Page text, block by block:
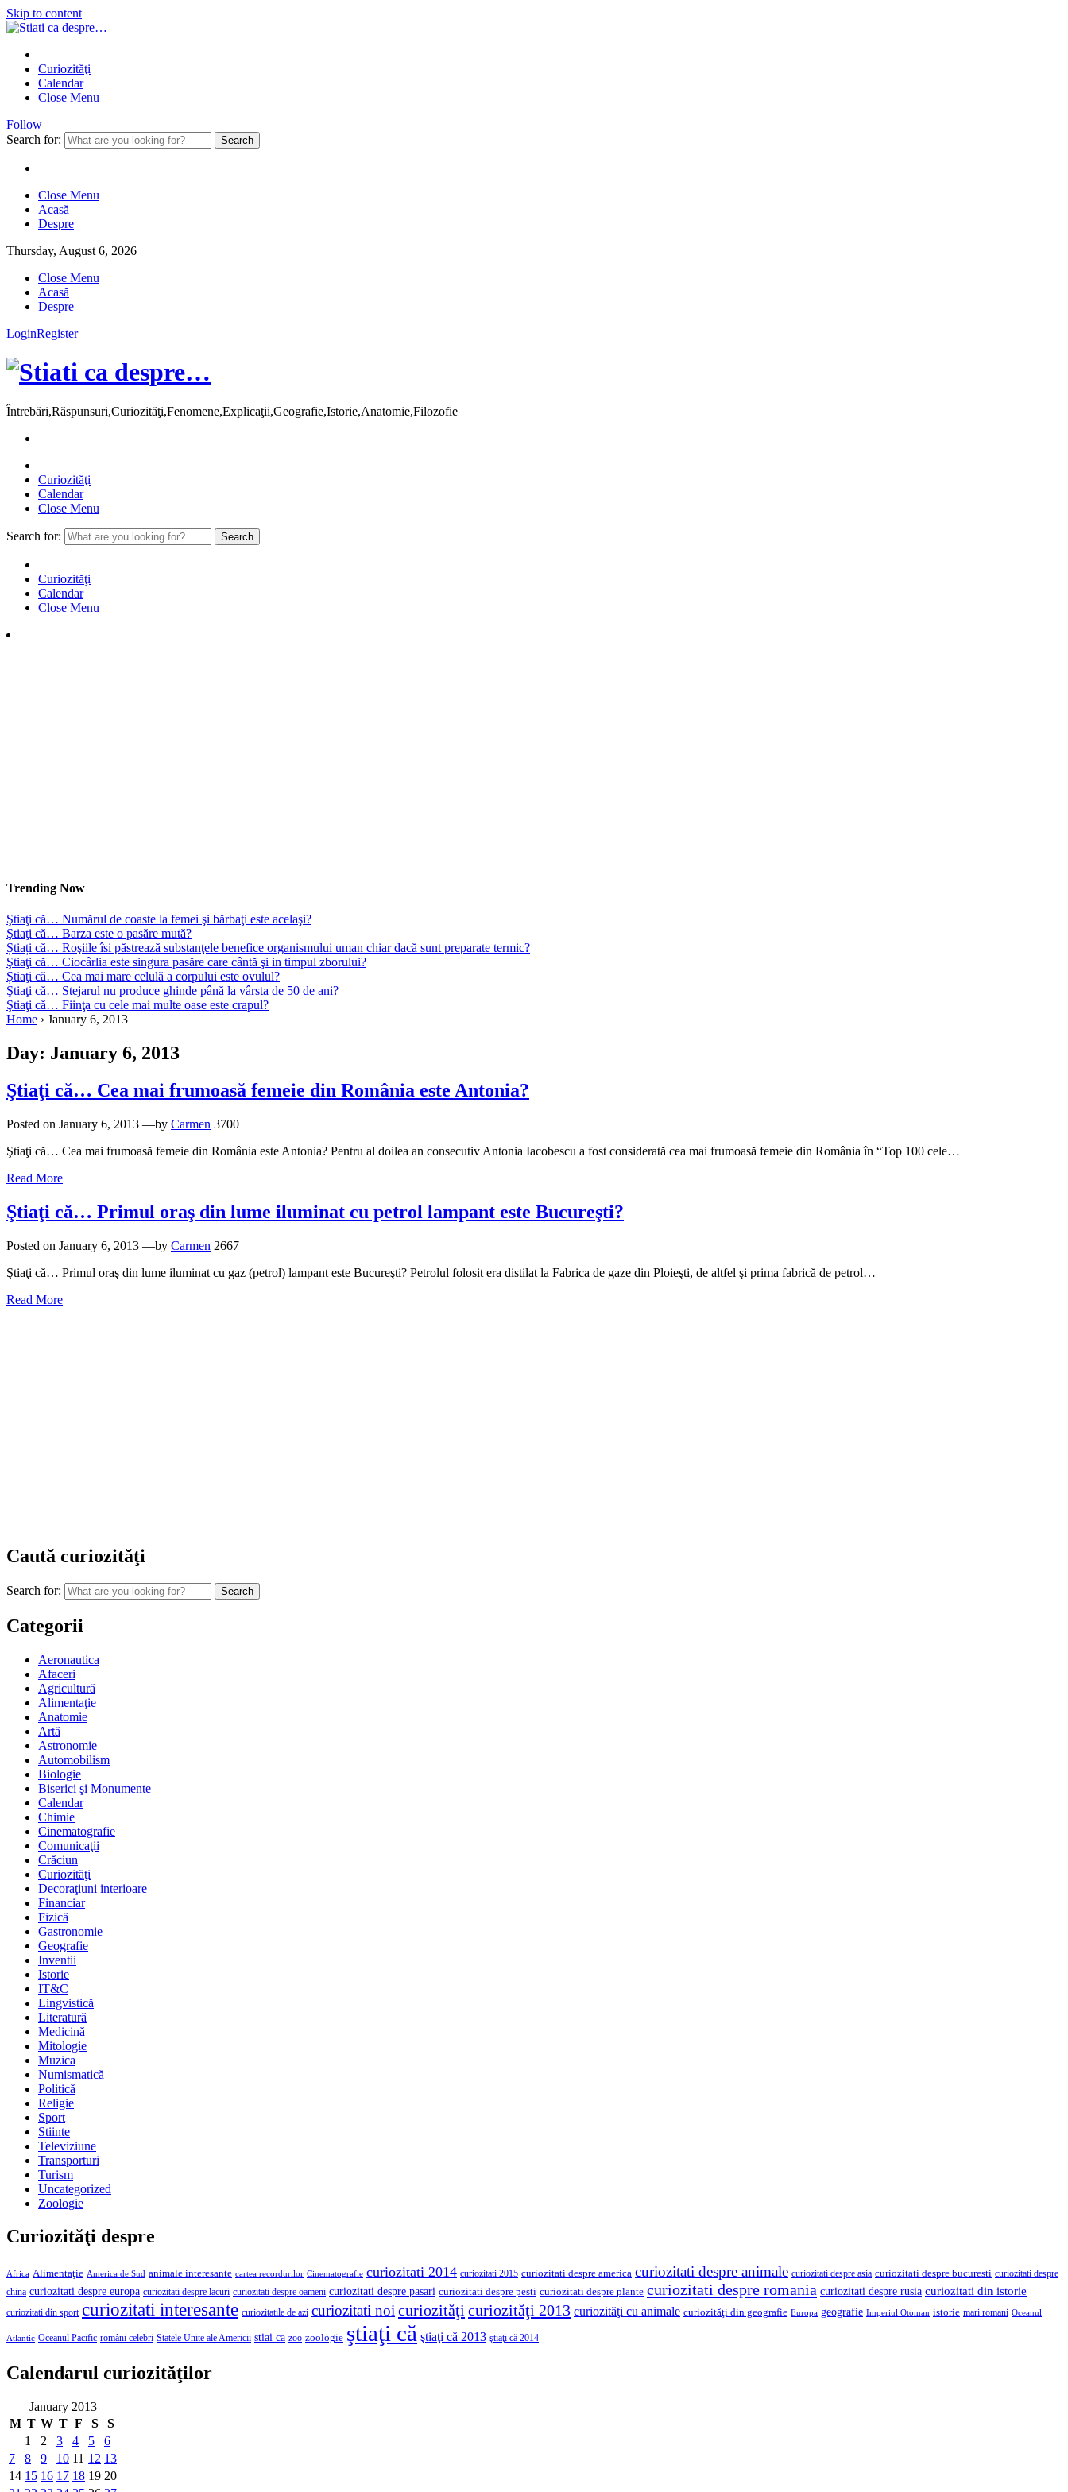
Skip to content
Curiozităţi
Calendar
Close Menu
Follow
Search for:
Close Menu
Acasă
Despre
Thursday, August 6, 2026
Close Menu
Acasă
Despre
LoginRegister
Întrebări,Răspunsuri,Curiozităţi,Fenomene,Explicaţii,Geografie,Istorie,Anatomie,Filozofie
Curiozităţi
Calendar
Close Menu
Search for:
Curiozităţi
Calendar
Close Menu
Trending Now
Ştiaţi că… Numărul de coaste la femei şi bărbaţi este acelaşi?
Ştiaţi că… Barza este o pasăre mută?
Știați că… Roşiile îsi păstrează substanţele benefice organismului uman chiar dacă sunt preparate termic?
Ştiaţi că… Ciocârlia este singura pasăre care cântă şi in timpul zborului?
Știaţi că… Cea mai mare celulă a corpului este ovulul?
Ştiaţi că… Stejarul nu produce ghinde până la vârsta de 50 de ani?
Ştiaţi că… Fiinţa cu cele mai multe oase este crapul?
Home › January 6, 2013
Day: January 6, 2013
Ştiaţi că… Cea mai frumoasă femeie din România este Antonia?
Posted on January 6, 2013 —by Carmen 3700
Ştiaţi că… Cea mai frumoasă femeie din România este Antonia? Pentru al doilea an consecutiv Antonia Iacobescu a fost considerată cea mai frumoasă femeie din România în “Top 100 cele…
Read More
Ştiaţi că… Primul oraş din lume iluminat cu petrol lampant este Bucureşti?
Posted on January 6, 2013 —by Carmen 2667
Ştiaţi că… Primul oraş din lume iluminat cu gaz (petrol) lampant este Bucureşti? Petrolul folosit era distilat la Fabrica de gaze din Ploieşti, de altfel şi prima fabrică de petrol…
Read More
Caută curiozităţi
Search for:
Categorii
Aeronautica
Afaceri
Agricultură
Alimentaţie
Anatomie
Artă
Astronomie
Automobilism
Biologie
Biserici şi Monumente
Calendar
Chimie
Cinematografie
Comunicaţii
Crăciun
Curiozităţi
Decoraţiuni interioare
Financiar
Fizică
Gastronomie
Geografie
Inventii
Istorie
IT&C
Lingvistică
Literatură
Medicină
Mitologie
Muzica
Numismatică
Politică
Religie
Sport
Stiinte
Televiziune
Transporturi
Turism
Uncategorized
Zoologie
Curiozităţi despre
Africa Alimentaţie America de Sud animale interesante cartea recordurilor Cinematografie curiozitati 2014 curiozitati 2015 curiozitati despre america curiozitati despre animale curiozitati despre asia curiozitati despre bucuresti curiozitati despre
china curiozitati despre europa curiozitati despre lacuri curiozitati despre oameni curiozitati despre pasari curiozitati despre pesti curiozitati despre plante curiozitati despre romania curiozitati despre rusia curiozitati din istorie
curiozitati din sport curiozitati interesante curiozitatile de azi curiozitati noicuriozităţi curiozităţi 2013 curiozităţi cu animale curiozităţi din geografie Europa geografie Imperiul Otoman istorie mari romani Oceanul
Atlantic Oceanul Pacific români celebri Statele Unite ale Americii stiai ca zoo zoologie ştiaţi că ştiaţi că 2013 ştiaţi că 2014
Calendarul curiozităţilor
January 2013
M T W T F S
S
1
2 3 4 5
6
7
8 9 10 11 12 13
14 15 16 17 18 19 20